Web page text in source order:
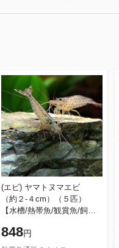
(エビ) ヤマトヌマエビ
（約２-４cm）（５匹）
【水槽/熱帯魚/観賞魚/飼
【アクアリウム/あくありう
む】
848円